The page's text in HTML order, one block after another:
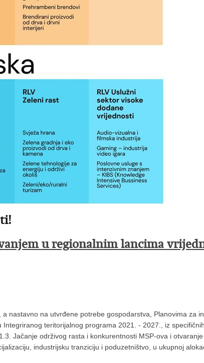
u regionalnim lancima
nastavno na utvrđene potrebe gospodarstva, Planovima za
Integriranog teritorijalnog programa 2021. - 2027., iz
Jačanje održivog rasta i konkurentnosti MSP-ova i
industrijsku tranziciju i poduzetništvo, u ukupnoj